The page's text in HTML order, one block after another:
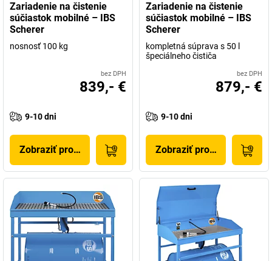
Zariadenie na čistenie
súčiastok mobilné – IBS
Scherer
nosnosť 100 kg
bez DPH
839,- €
9-10 dni
Zobraziť produkt
Zariadenie na čistenie
súčiastok mobilné – IBS
Scherer
kompletná súprava s 50 l
špeciálneho čističa
bez DPH
879,- €
9-10 dni
Zobraziť produkt